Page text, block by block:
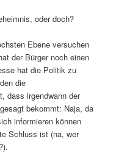
oder doch?
Ebene versuchen
der Bürger noch einen
hat die Politik zu
die
dass irgendwann der
bekommt: Naja, da
informieren können
Schluss ist (na, wer